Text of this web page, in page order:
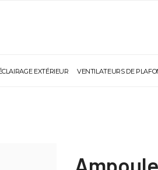
EXTÉRIEUR VENTILATEURS DE